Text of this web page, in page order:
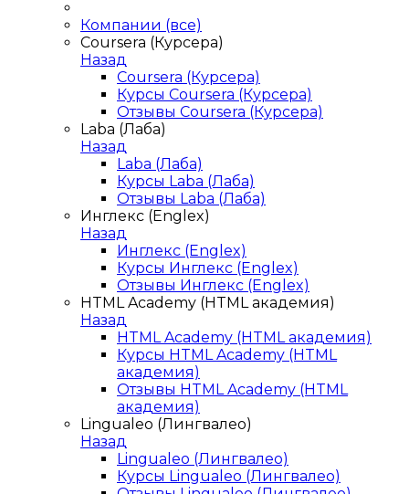
Компании (все)
Coursera (Курсера)
Назад
Coursera (Курсера)
Курсы Coursera (Курсера)
Отзывы Coursera (Курсера)
Laba (Лаба)
Назад
Laba (Лаба)
Курсы Laba (Лаба)
Отзывы Laba (Лаба)
Инглекс (Englex)
Назад
Инглекс (Englex)
Курсы Инглекс (Englex)
Отзывы Инглекс (Englex)
HTML Academy (HTML академия)
Назад
HTML Academy (HTML академия)
Курсы HTML Academy (HTML
академия)
Отзывы HTML Academy (HTML
академия)
Lingualeo (Лингвалео)
Назад
Lingualeo (Лингвалео)
Курсы Lingualeo (Лингвалео)